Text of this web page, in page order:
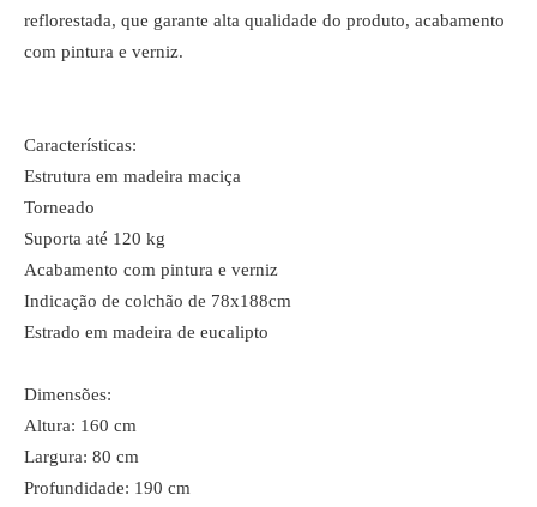
reflorestada, que garante alta qualidade do produto, acabamento
com pintura e verniz.
Características:
Estrutura em madeira maciça
Torneado
Suporta até 120 kg
Acabamento com pintura e verniz
Indicação de colchão de 78x188cm
Estrado em madeira de eucalipto
Dimensões:
Altura: 160 cm
Largura: 80 cm
Profundidade: 190 cm